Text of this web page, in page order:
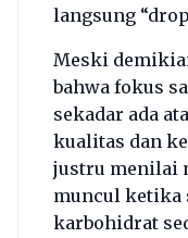
langsung
Meski
bahwa fokus
sekadar ada
kualitas dan
justru menilai
muncul ketika
karbohidrat